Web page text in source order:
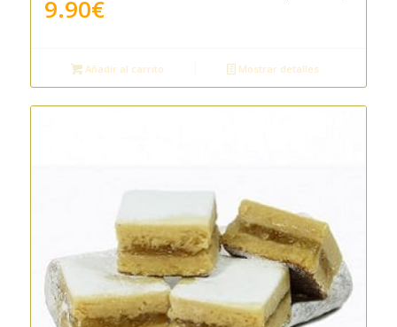
9.90€
Añadir al carrito Mostrar detalles